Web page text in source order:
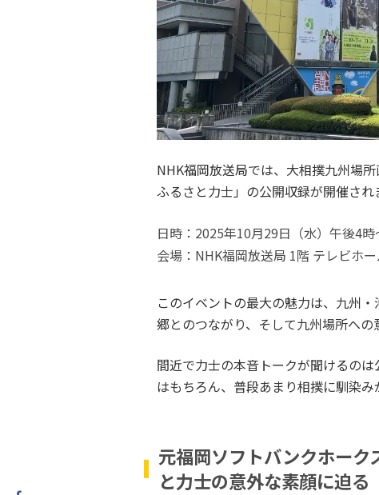
NHK福岡放送局では、大相撲九州場
ふるさと力士」の公開収録が開催され
日時：2025年10月29日（水）午後4時
会場：NHK福岡放送局 1階 テレビホ
このイベントの最大の魅力は、九州
郷とのつながり、そして九州場所への
間近で力士の本音トークが聞けるの
はもちろん、普段あまり相撲に馴染
元福岡ソフトバンクホーク
と力士の意外な素顔に迫る